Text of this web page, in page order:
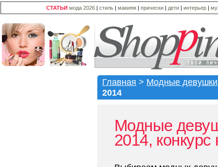
СТАТЬИ мода 2026 | стиль | макияж | прически | дети | интерьер |
Главная > Модные девушки
2014
Модные
2014, конкурс